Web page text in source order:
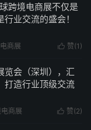
跨境电商展不仅是
业交流的盛会！
 赞(1 )
商展
览会（深圳），汇
打造行业顶级交流
 赞(2)
商展